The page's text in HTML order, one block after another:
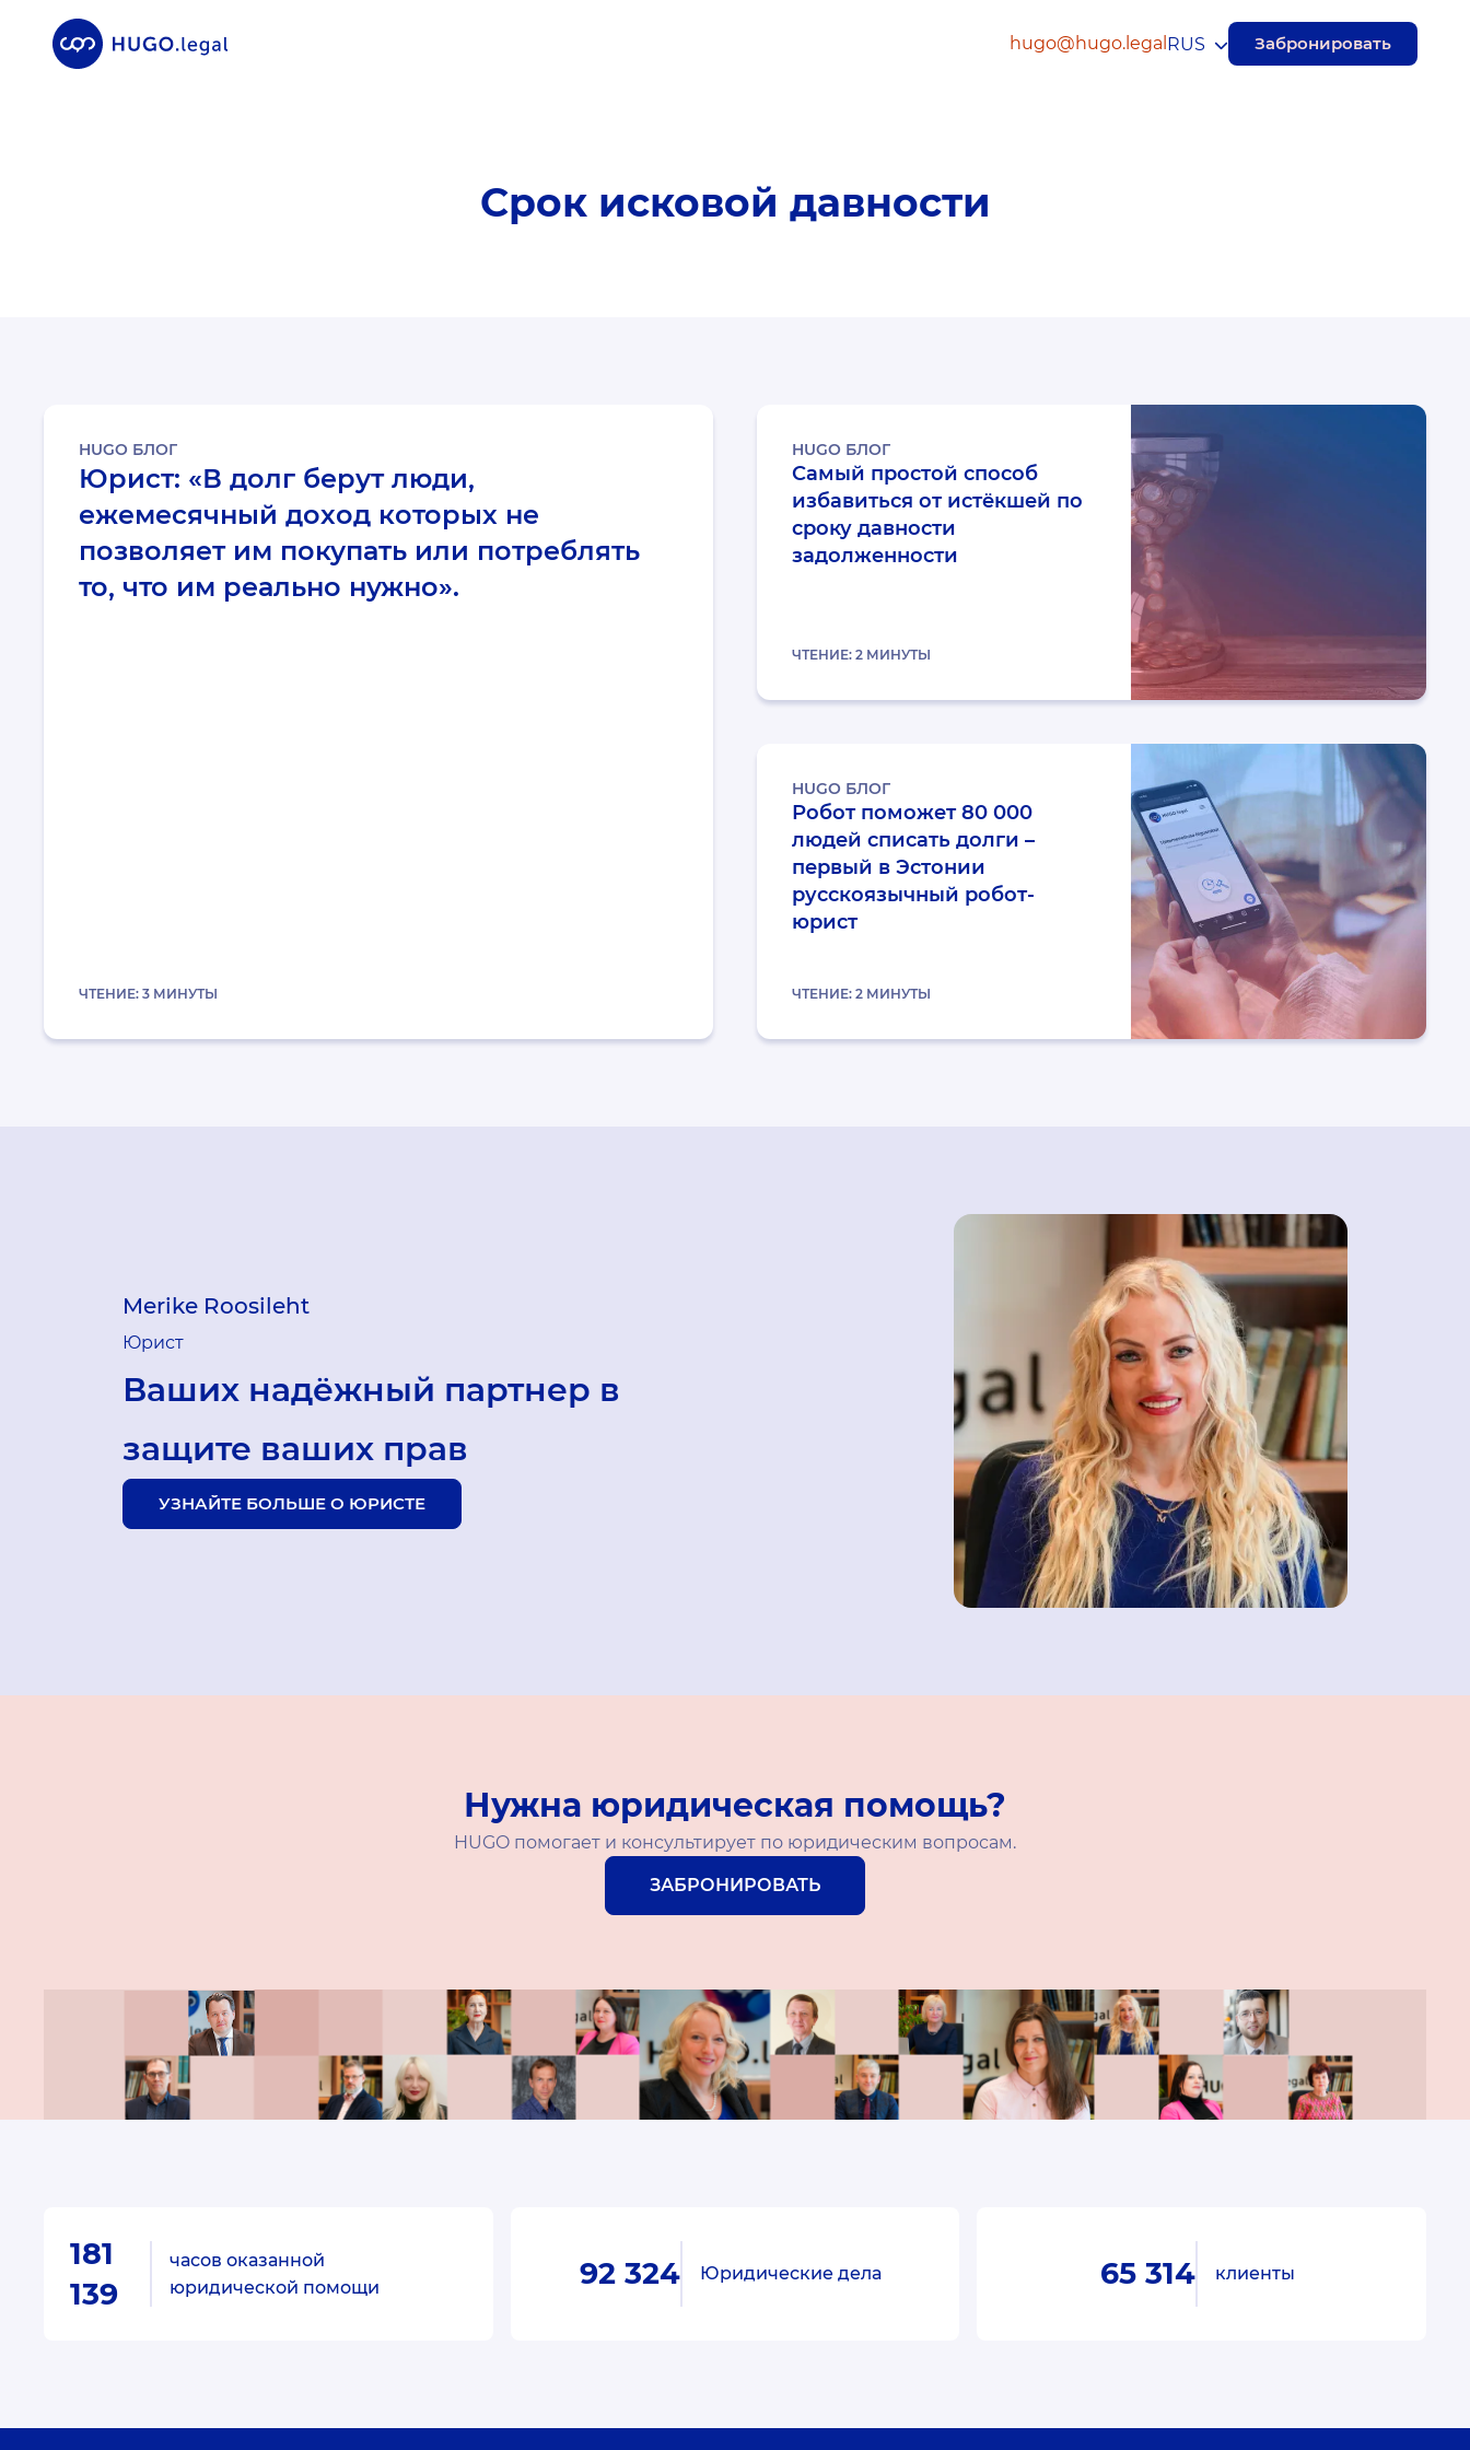
hugo@hugo.legal Забронировать
RUS
Срок исковой давности
HUGO БЛОГ
Юрист: «В долг берут люди,
ежемесячный доход которых не
позволяет им покупать или потреблять
то, что им реально нужно».
ЧТЕНИЕ: 3 МИНУТЫ
HUGO БЛОГ
Самый простой способ
избавиться от истёкшей по
сроку давности
задолженности
ЧТЕНИЕ: 2 МИНУТЫ
HUGO БЛОГ
Робот поможет 80 000
людей списать долги –
первый в Эстонии
русскоязычный робот-
юрист
ЧТЕНИЕ: 2 МИНУТЫ
Merike Roosileht
Юрист
Ваших надёжный партнер в
защите ваших прав
УЗНАЙТЕ БОЛЬШЕ О ЮРИСТЕ
Нужна юридическая помощь?
HUGO помогает и консультирует по юридическим вопросам.
ЗАБРОНИРОВАТЬ
181
139
часов оказанной
юридической помощи
92 324 Юридические дела 65 314 клиенты